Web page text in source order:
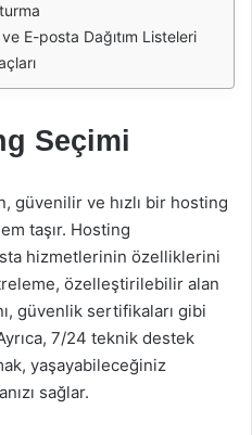
E-posta Dağıtım Listeleri
Seçimi
güvenilir ve hızlı bir hosting
taşır. Hosting
hizmetlerinin özelliklerini
özelleştirilebilir alan
güvenlik sertifikaları gibi
7/24 teknik destek
yaşayabileceğiniz
sağlar.